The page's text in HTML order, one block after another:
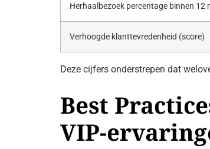
Herhaalbezoek percentage binnen 12
Verhoogde klanttevredenheid (score)
Deze cijfers onderstrepen dat
Best
VIP-